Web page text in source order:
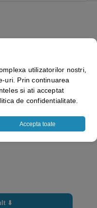
⬇
utilizatorilor nostri,
uri. Prin continuarea
si ati acceptat
de confidentialitate.
Accepta toate